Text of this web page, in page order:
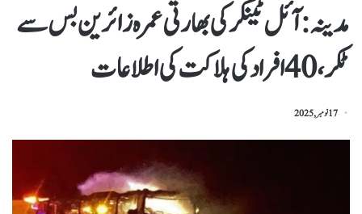
مدینہ :آئل ٹینکر کی بھارتی عمرہ زائرین بس سے
ٹکر، 40 افراد کی ہلاکت کی اطلاعات
17 نومبر, 2025